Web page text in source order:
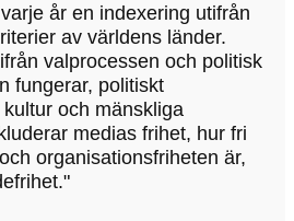
år en indexering utifrån
av världens länder.
valprocessen och politisk
fungerar, politiskt
och mänskliga
medias frihet, hur fri
organisationsfriheten är,